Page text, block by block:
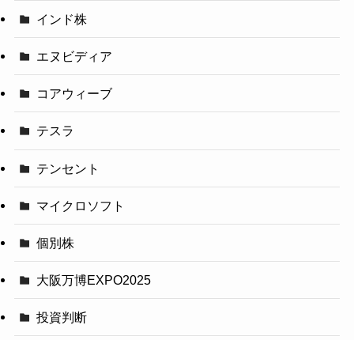
インド株
エヌビディア
コアウィーブ
テスラ
テンセント
マイクロソフト
個別株
大阪万博EXPO2025
投資判断